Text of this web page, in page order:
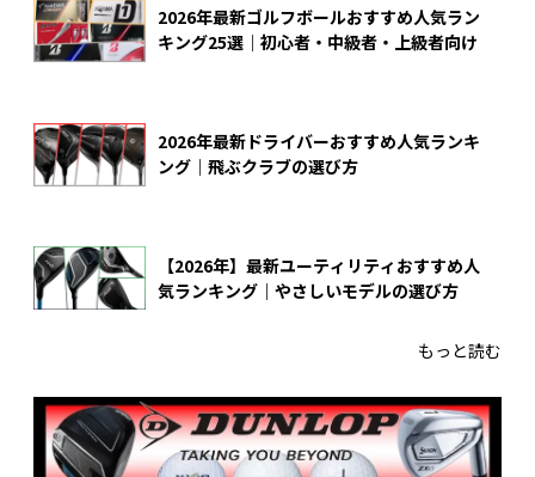
2026年最新ゴルフボールおすすめ人気ラン
キング25選｜初心者・中級者・上級者向け
2026年最新ドライバーおすすめ人気ランキ
ング｜飛ぶクラブの選び方
【2026年】最新ユーティリティおすすめ人
気ランキング｜やさしいモデルの選び方
もっと読む